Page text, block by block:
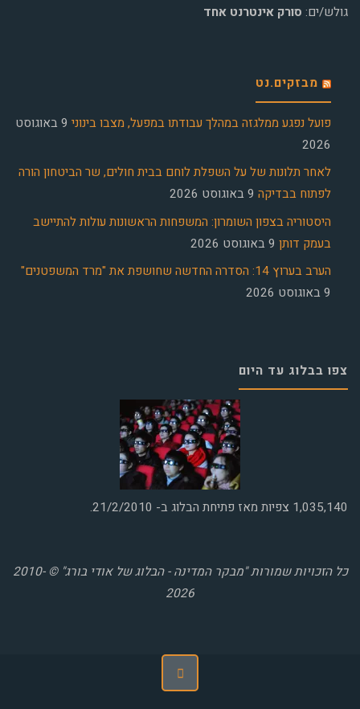
גולש/ים: סורק אינטרנט אחד
מבזקים.נט
פועל נפגע ממלגזה במהלך עבודתו במפעל, מצבו בינוני
9 באוגוסט
2026
לאחר תלונות של על השפלת לוחם בבית חולים, שר הביטחון הורה
לפתוח בבדיקה 9 באוגוסט 2026
היסטוריה בצפון השומרון: המשפחות הראשונות עולות להתיישב
בעמק דותן 9 באוגוסט 2026
הערב בערוץ 14: הסדרה החדשה שחושפת את "מרד המשפטנים"
9 באוגוסט 2026
צפו בבלוג עד היום
1,035,140 צפיות מאז פתיחת הבלוג ב- 21/2/2010.
כל הזכויות שמורות "מבקר המדינה - הבלוג של אודי בורג" © 2010-
2026